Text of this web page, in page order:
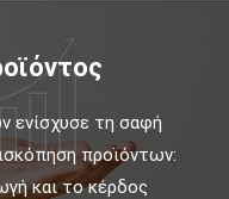
ενίσχυσε τη σαφή
προϊόντων:
και το κέρδος